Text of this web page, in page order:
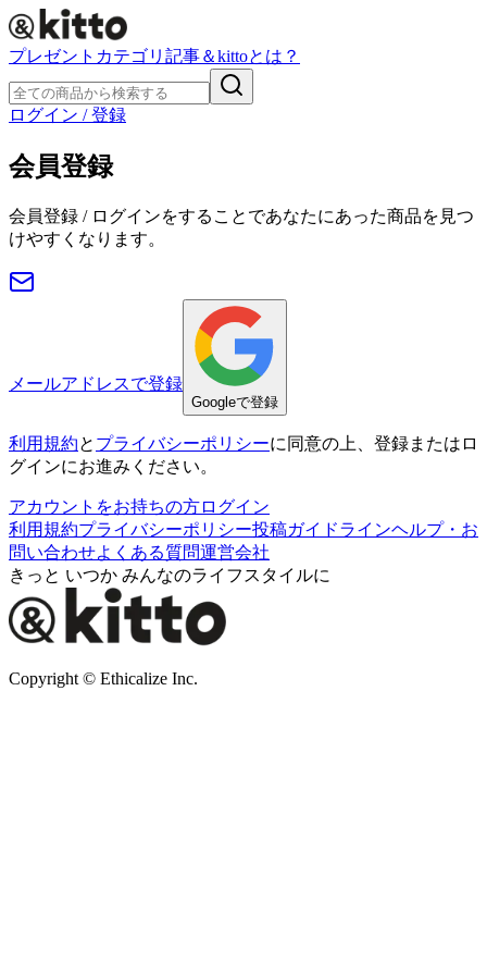
プレゼント カテゴリ 記事＆kittoとは？
ログイン / 登録
会員登録
会員登録 / ログインをすることであなたにあった商品を見つ
けやすくなります。
メールアドレスで登録
Googleで登録
利用規約と プライバシーポリシーに同意の上、登録またはロ
グインにお進みください。
アカウントをお持ちの方ログイン
利用規約プライバシーポリシー投稿ガイドラインヘルプ・お
問い合わせよくある質問運営会社
きっと いつか みんなのライフスタイルに
Copyright © Ethicalize Inc.